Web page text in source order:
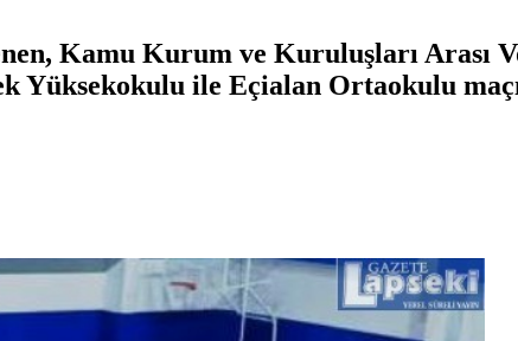
Kamu Kurum ve Kuruluşları Arası
Yüksekokulu ile Eçialan Ortaokulu